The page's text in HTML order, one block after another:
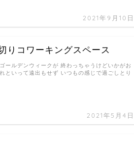
2021年9月10日
りコワーキングスペース
2021年5月4日
ールデンウィークが 終わっちゃうけどいかがお
といって遠出もせず いつもの感じで過ごしとり